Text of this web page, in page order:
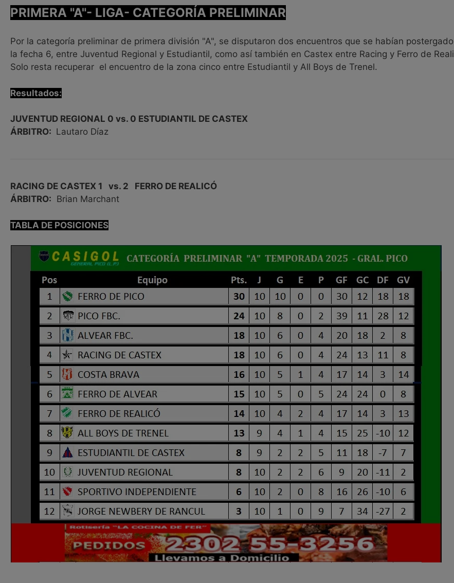
PRIMERA "A"- LIGA- CATEGORÍA PRELIMINAR
Por la categoría preliminar de primera división "A", se disputaron dos encuentros que se habían
la fecha 6, entre Juventud Regional y Estudiantil, como así también en Castex entre Racing y Ferro de
Solo resta recuperar el encuentro de la zona cinco entre Estudiantil y All Boys de Trenel.
Resultados:
JUVENTUD REGIONAL 0 vs. 0 ESTUDIANTIL DE CASTEX
ÁRBITRO: Lautaro Díaz
RACING DE CASTEX 1 vs. 2 FERRO DE REALICÓ
ÁRBITRO: Brian Marchant
TABLA DE POSICIONES